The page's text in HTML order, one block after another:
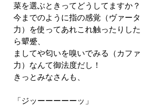
菜を選ぶときってどうしてますか？
今までのように指の感覚（ヴァータ
力）を使ってあれこれ触ったりした
ら顰蹙、
ましてや匂いを嗅いでみる（カファ
力）なんて御法度だし！
きっとみなさんも、
「ジッーーーーーッ」